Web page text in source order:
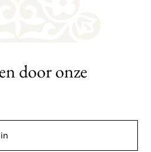
door onze